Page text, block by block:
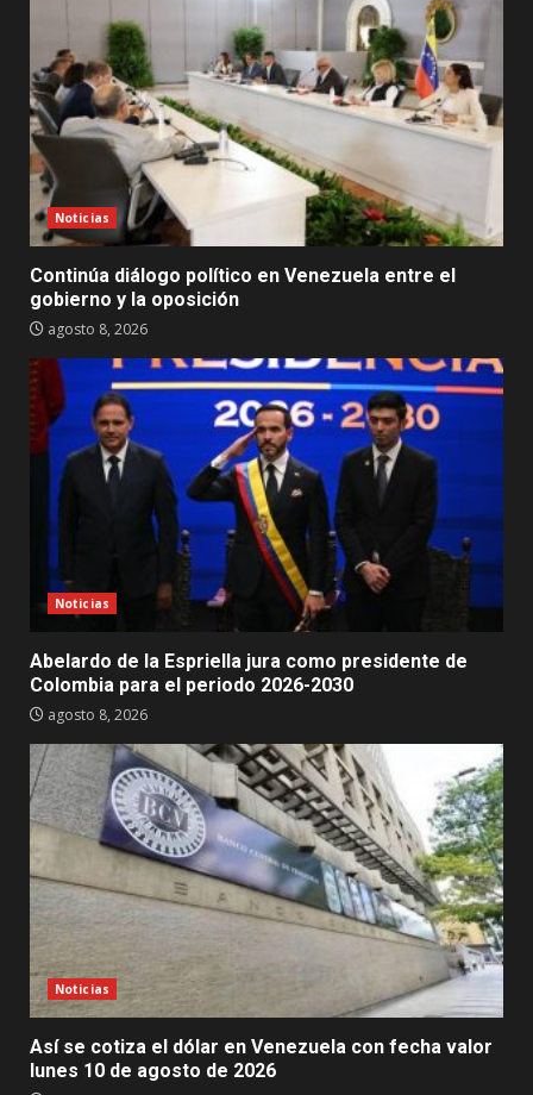
Noticias
Continúa diálogo político en Venezuela entre el
gobierno y la oposición
agosto 8, 2026
Noticias
Abelardo de la Espriella jura como presidente de
Colombia para el periodo 2026-2030
agosto 8, 2026
Noticias
Así se cotiza el dólar en Venezuela con fecha valor
lunes 10 de agosto de 2026